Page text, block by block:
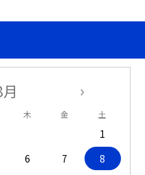
木 金 土
1
6 7
8